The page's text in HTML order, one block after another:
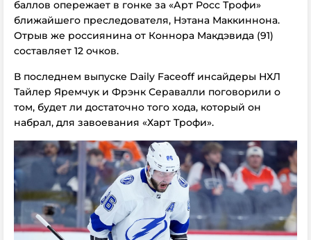
баллов опережает в гонке за «Арт Росс Трофи»
ближайшего преследователя, Нэтана Маккиннона.
Отрыв же россиянина от Коннора Макдэвида (91)
составляет 12 очков.
В последнем выпуске Daily Faceoff инсайдеры НХЛ
Тайлер Яремчук и Фрэнк Серавалли поговорили о
том, будет ли достаточно того хода, который он
набрал, для завоевания «Харт Трофи».